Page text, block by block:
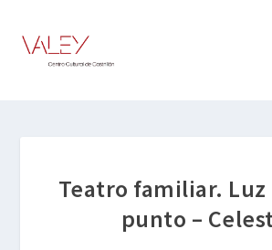
Teatro familiar.
punto –